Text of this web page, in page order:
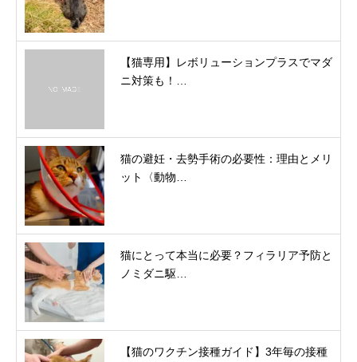
【猫専用】レボリューションプラスでマダ
ニ対策も！…
猫の避妊・去勢手術の必要性：理由とメリ
ット〈動物…
猫にとって本当に必要？フィラリア予防と
ノミダニ駆…
【猫のワクチン接種ガイド】3年毎の接種